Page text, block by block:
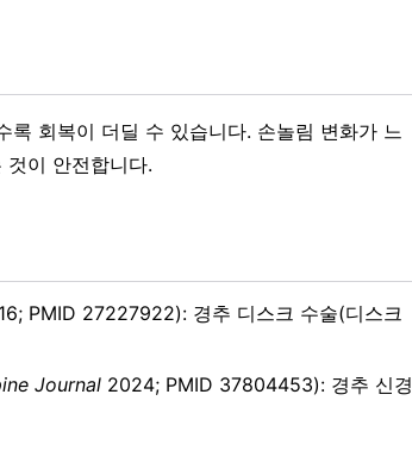
회복이 더딜 수 있습니다. 손놀림 변화가 느
것이 안전합니다.
PMID 27227922): 경추 디스크 수술(디스크
Journal 2024; PMID 37804453): 경추 신경